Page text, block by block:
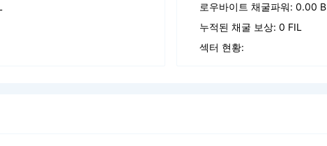
로우바이트 채굴파워: 0.00 B
누적된 채굴 보상: 0 FIL
섹터 현황: